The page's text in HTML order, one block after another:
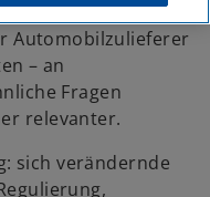
Modegeschäft auf
Automobilzulieferer
– an
Fragen
relevanter.
sich verändernde